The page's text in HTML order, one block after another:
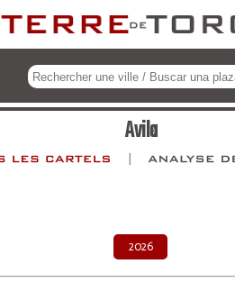
Avila
2026